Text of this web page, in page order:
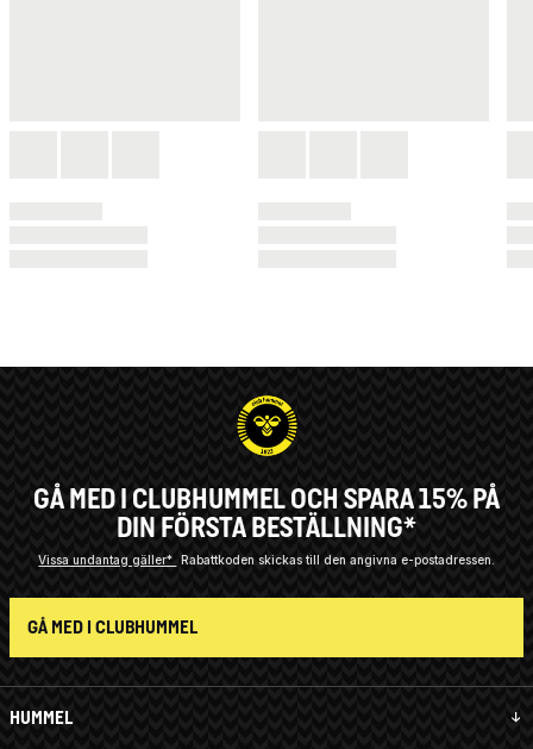
HUMMEL
GÅ MED I CLUBHUMMEL OCH SPARA 15% PÅ
DIN FÖRSTA BESTÄLLNING*
Vissa undantag gäller* Rabattkoden skickas till den angivna e-postadressen.
GÅ MED I CLUBHUMMEL